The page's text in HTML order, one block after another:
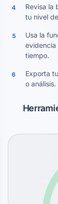
4
Revisa la
tu nivel
5
Usa la
evidencia
tiempo.
6
Exporta
o análisis.